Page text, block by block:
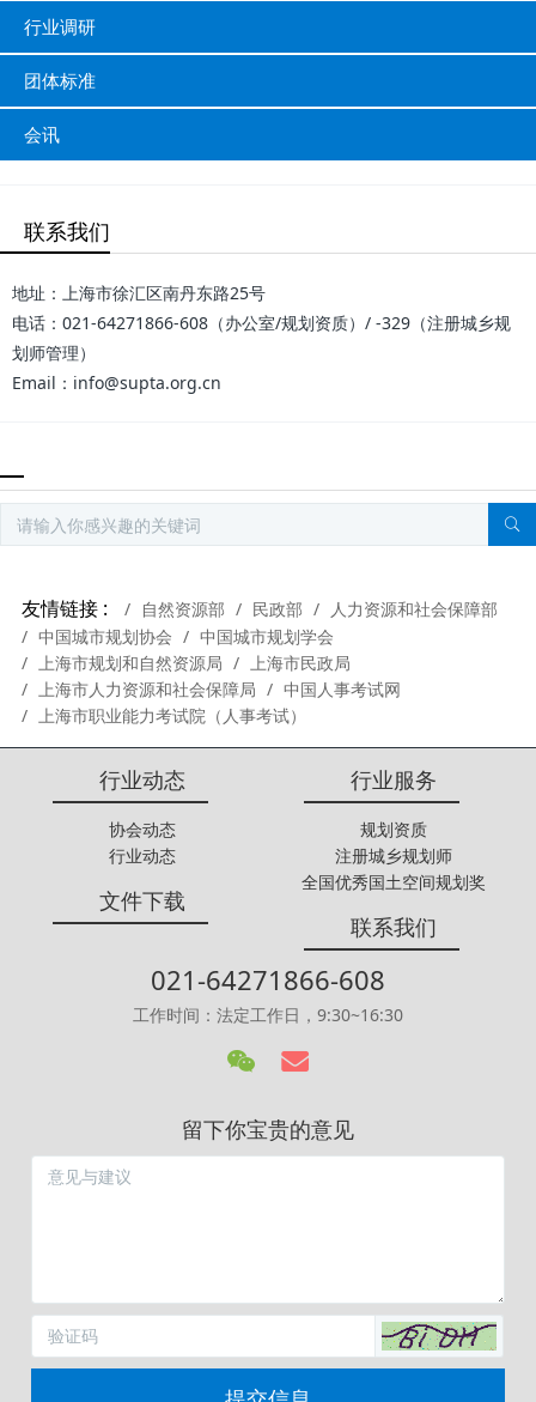
行业调研
团体标准
会讯
联系我们
地址：上海市徐汇区南丹东路25号
电话：021-64271866-608（办公室/规划资质）/ -329（注册城乡规
划师管理）
Email：info@supta.org.cn
友情链接 : 自然资源部 民政部
人力资源和社会保障部
中国城市规划协会
中国城市规划学会
上海市规划和自然资源局
上海市民政局
上海市人力资源和社会保障局
中国人事考试网
上海市职业能力考试院（人事考试）
行业动态
协会动态
行业动态
行业服务
规划资质
注册城乡规划师
全国优秀国土空间规划奖
文件下载
联系我们
021-64271866-608
工作时间：法定工作日，9:30~16:30
留下你宝贵的意见